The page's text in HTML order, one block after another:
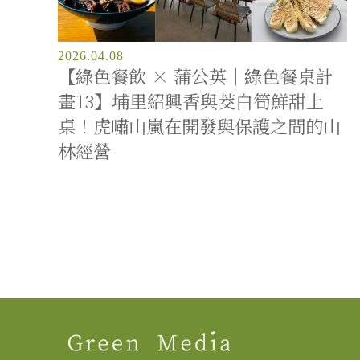
2026.04.08
【綠色餐飲 × 蒲公英｜綠色餐桌計
畫13】埔里紹興香與茭白筍鮮甜上
桌！虎嘯山嵐在開發與保護之間的山
林經營